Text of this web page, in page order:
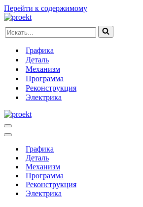
Перейти к содержимому
Искать...
Графика
Деталь
Механизм
Программа
Реконструкция
Электрика
Меню
навигации
Меню
навигацииГрафика
Деталь
Механизм
Программа
Реконструкция
Электрика